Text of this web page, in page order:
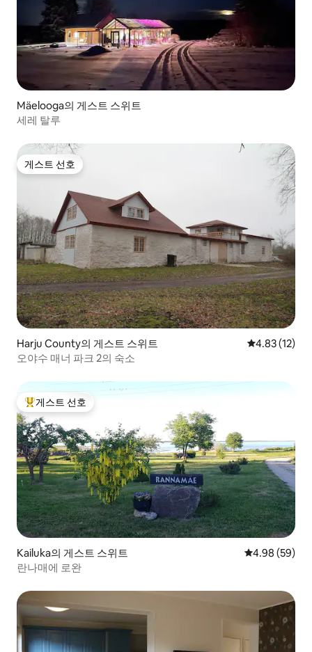
Mäelooga의 게스트 스위트
세레 탈루
게스트 선호
게스트 선호
Harju County의 게스트 스위트 평점 4.83점
4.83 (12)
오야수 매너 파크 2의 숙소
상위 게스트 선호
게스트 선호
Kailuka의 게스트 스위트 평점 4.98점(5
4.98 (59)
란나매에 로완